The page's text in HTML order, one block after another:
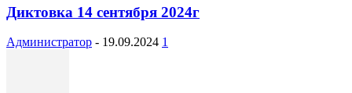
Диктовка 14 сентября 2024г
Администратор - 19.09.2024 1